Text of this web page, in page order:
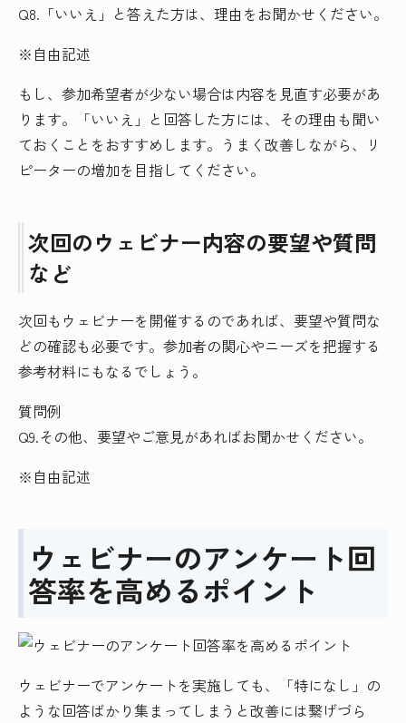
Q8.「いいえ」と答えた方は、理由をお聞かせください。
※自由記述
もし、参加希望者が少ない場合は内容を見直す必要があ
ります。「いいえ」と回答した方には、その理由も聞い
ておくことをおすすめします。うまく改善しながら、リ
ピーターの増加を目指してください。
次回のウェビナー内容の要望や質問
など
次回もウェビナーを開催するのであれば、要望や質問な
どの確認も必要です。参加者の関心やニーズを把握する
参考材料にもなるでしょう。
質問例
Q9.その他、要望やご意見があればお聞かせください。
※自由記述
ウェビナーのアンケート回
答率を高めるポイント
ウェビナーでアンケートを実施しても、「特になし」の
ような回答ばかり集まってしまうと改善には繋げづら